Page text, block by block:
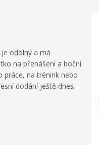
odolný a má
na přenášení a boční
práce, na trénink nebo
dodání ještě dnes.